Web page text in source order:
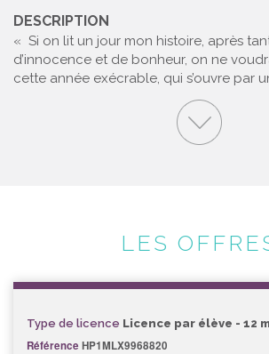
DESCRIPTION
« Si on lit un jour mon histoire, après
d’innocence et de bonheur, on ne
cette année exécrable, qui s’ouvre par
LES
Type de licence Licence par élève - 12
Référence HP1MLX9968820